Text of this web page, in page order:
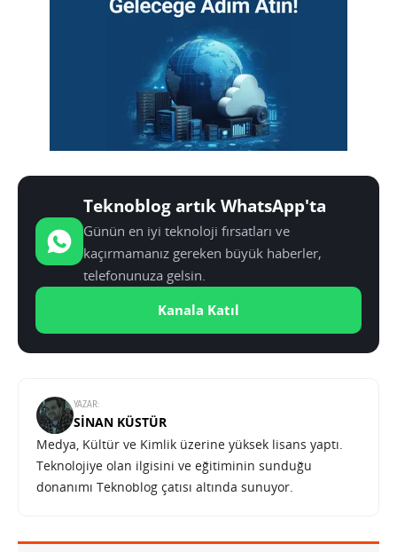
Teknoblog artık WhatsApp'ta
Günün en iyi teknoloji fırsatları ve
kaçırmamanız gereken büyük haberler,
telefonunuza gelsin.
Kanala Katıl
YAZAR:
SINAN KÜSTÜR
Medya, Kültür ve Kimlik üzerine yüksek lisans yaptı.
Teknolojiye olan ilgisini ve eğitiminin sunduğu
donanımı Teknoblog çatısı altında sunuyor.